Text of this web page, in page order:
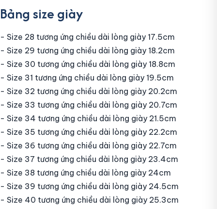
Bảng size giày
- Size 28 tương ứng chiều dài lòng giày 17.5cm
- Size 29 tương ứng chiều dài lòng giày 18.2cm
- Size 30 tương ứng chiều dài lòng giày 18.8cm
- Size 31 tương ứng chiều dài lòng giày 19.5cm
- Size 32 tương ứng chiều dài lòng giày 20.2cm
- Size 33 tương ứng chiều dài lòng giày 20.7cm
- Size 34 tương ứng chiều dài lòng giày 21.5cm
- Size 35 tương ứng chiều dài lòng giày 22.2cm
- Size 36 tương ứng chiều dài lòng giày 22.7cm
- Size 37 tương ứng chiều dài lòng giày 23.4cm
- Size 38 tương ứng chiều dài lòng giày 24cm
- Size 39 tương ứng chiều dài lòng giày 24.5cm
- Size 40 tương ứng chiều dài lòng giày 25.3cm